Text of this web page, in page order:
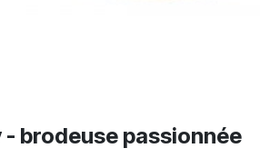
- brodeuse passionnée